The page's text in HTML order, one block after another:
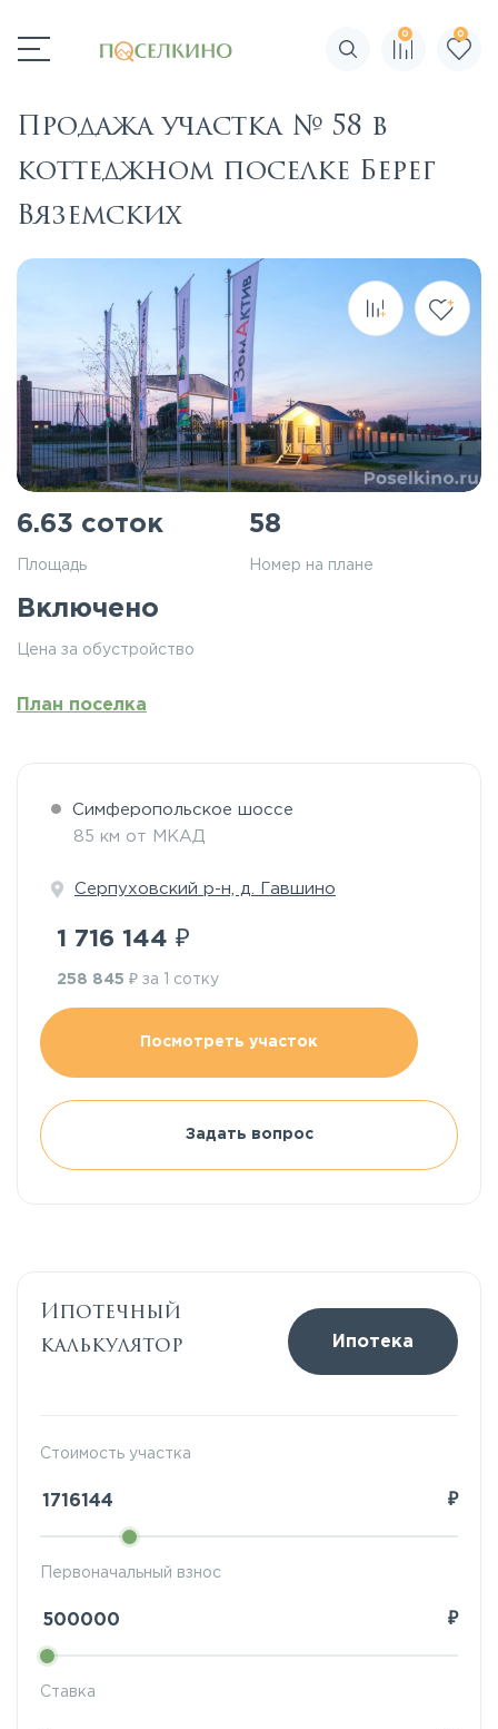
Поиск по сайту
0 0
Продажа участка № 58 в
коттеджном поселке Берег
Вяземских
6.63 соток
Площадь
58
Номер на плане
Включено
Цена за обустройство
План поселка
Симферопольское шоссе
85 км от МКАД
Серпуховский р-н, д. Гавшино
1 716 144 ₽
258 845 ₽ за 1 сотку
Посмотреть участок
Задать вопрос
Ипотечный
калькулятор
Ипотека
Стоимость участка
₽
Ставка
Первоначальный взнос
₽